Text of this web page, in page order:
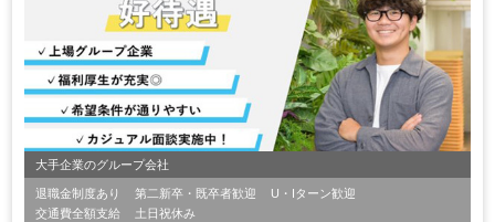
大手企業のグループ会社
退職金制度あり 第二新卒・既卒者歓迎
U・Iターン歓迎
交通費全額支給
土日祝休み